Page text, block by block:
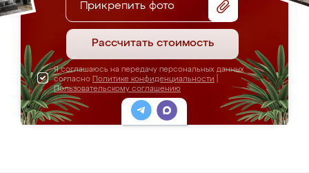
Прикрепить фото
Рассчитать стоимость
Я соглашаюсь на передачу персональных данных
согласно Политике конфиденциальности
Пользовательскому соглашению